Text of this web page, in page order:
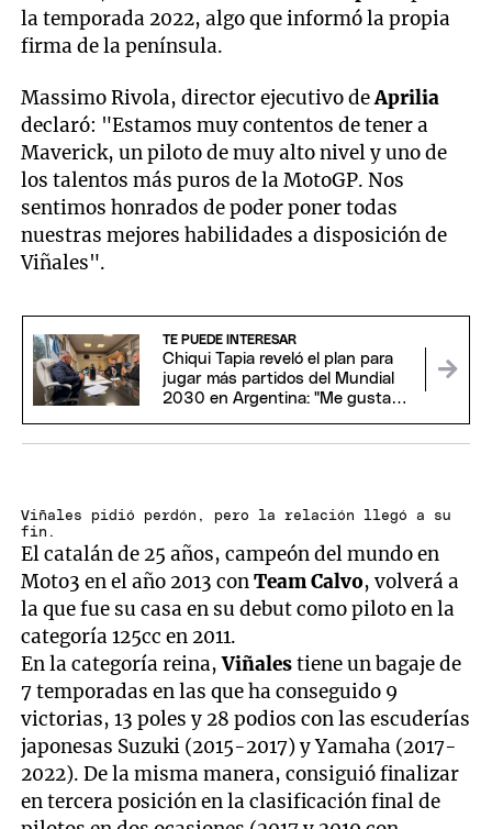
la temporada 2022, algo que informó la propia
firma de la península.
Massimo Rivola, director ejecutivo deAprilia
declaró: "Estamos muy contentos de tener a
Maverick, un piloto de muy alto nivel y uno de
los talentos más puros de la MotoGP. Nos
sentimos honrados de poder poner todas
nuestras mejores habilidades a disposición de
Viñales".
TE PUEDE INTERESAR
Chiqui Tapia reveló el plan para
jugar más partidos del Mundial
2030 en Argentina: "Me gustaría
Viñales pidió perdón, pero la relación llegó a su
fin.
El catalán de 25 años, campeón del mundo en
Moto3 en el año 2013 conTeam Calvo, volverá a
la que fue su casa en su debut como piloto en la
categoría 125cc en 2011.
En la categoría reina,Viñalestiene un bagaje de
7 temporadas en las que ha conseguido 9
victorias, 13 poles y 28 podios con las escuderías
japonesas Suzuki (2015-2017) y Yamaha (2017-
2022). De la misma manera, consiguió finalizar
en tercera posición en la clasificación final de